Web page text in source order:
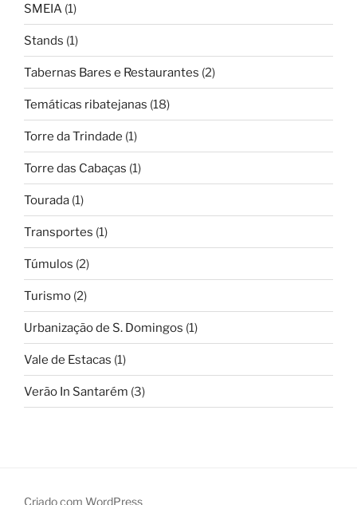
SMEIA (1)
Stands (1)
Tabernas Bares e Restaurantes (2)
Temáticas ribatejanas (18)
Torre da Trindade (1)
Torre das Cabaças (1)
Tourada (1)
Transportes (1)
Túmulos (2)
Turismo (2)
Urbanização de S. Domingos (1)
Vale de Estacas (1)
Verão In Santarém (3)
Criado com WordPress